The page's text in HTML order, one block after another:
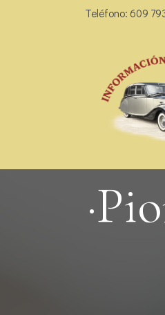
Teléfono: 609